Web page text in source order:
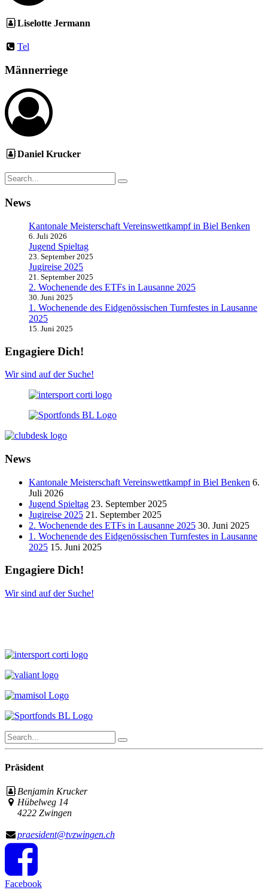
Liselotte Jermann
Tel
Männerriege
Daniel Krucker
News
Kantonale Meisterschaft Vereinswettkampf in Biel Benken
6. Juli 2026
Jugend Spieltag
23. September 2025
Jugireise 2025
21. September 2025
2. Wochenende des ETFs in Lausanne 2025
30. Juni 2025
1. Wochenende des Eidgenössischen Turnfestes in Lausanne
2025
15. Juni 2025
Engagiere Dich!
Wir sind auf der Suche!
News
Kantonale Meisterschaft Vereinswettkampf in Biel Benken 6.
Juli 2026
Jugend Spieltag 23. September 2025
Jugireise 2025 21. September 2025
2. Wochenende des ETFs in Lausanne 2025 30. Juni 2025
1. Wochenende des Eidgenössischen Turnfestes in Lausanne
2025 15. Juni 2025
Engagiere Dich!
Wir sind auf der Suche!
Präsident
Benjamin Krucker
Hübelweg 14
4222 Zwingen
praesident@tvzwingen.ch
Facebook